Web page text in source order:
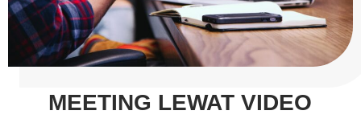
MEETING LEWAT VIDEO